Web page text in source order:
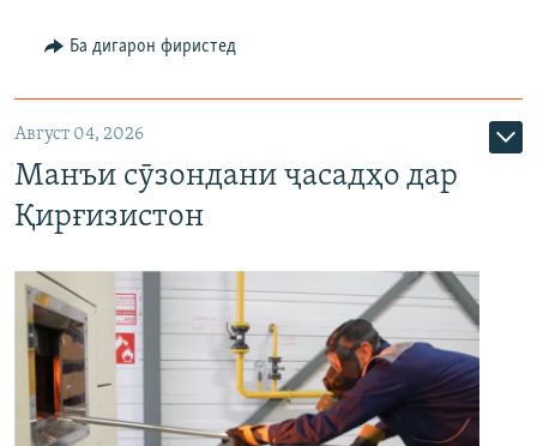
Ба дигарон фиристед
Август 04, 2026
Манъи сӯзондани ҷасадҳо дар
Қирғизистон